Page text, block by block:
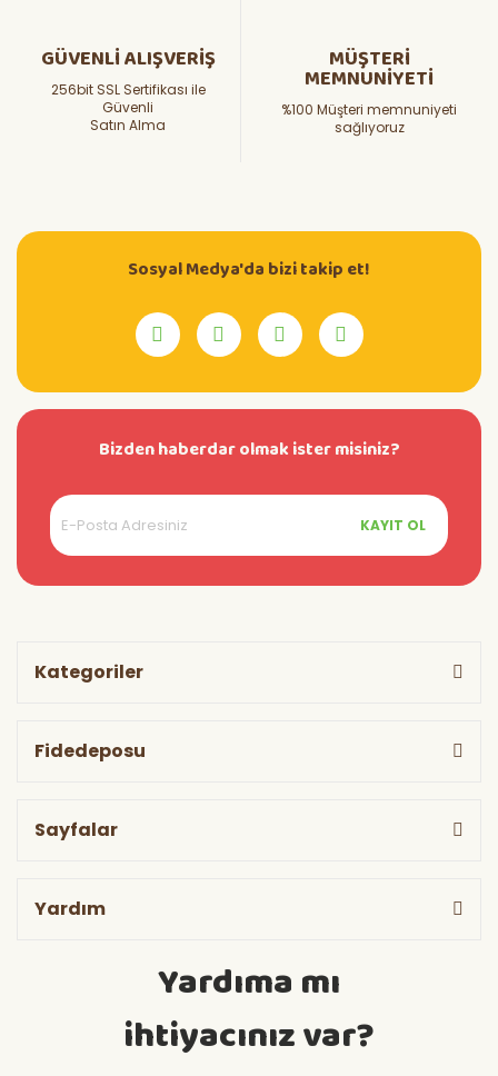
GÜVENLİ ALIŞVERİŞ
256bit SSL Sertifikası ile
Güvenli
Satın Alma
MÜŞTERİ
MEMNUNİYETİ
%100 Müşteri memnuniyeti
sağlıyoruz
Sosyal Medya'da bizi takip et!
Bizden haberdar olmak ister misiniz?
KAYIT OL
Kategoriler
Fidedeposu
Sayfalar
Yardım
Yardıma mı
ihtiyacınız var?